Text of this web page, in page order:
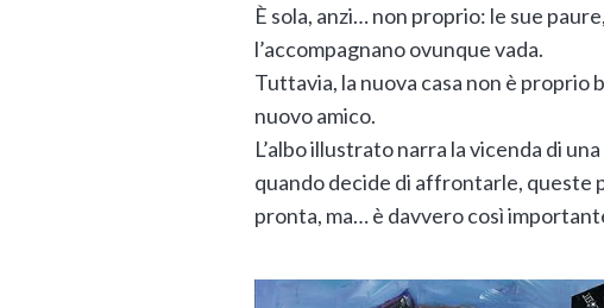
È sola, anzi… non proprio: le sue
l’accompagnano ovunque vada.
Tuttavia, la nuova casa non è proprio
nuovo amico.
L’albo illustrato narra la vicenda di
quando decide di affrontarle, queste
pronta, ma… è davvero così